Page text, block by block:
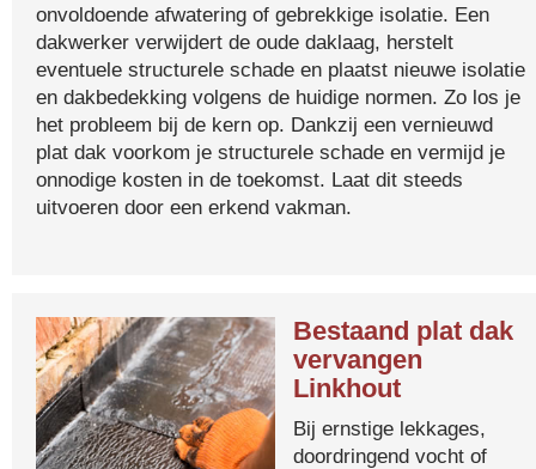
onvoldoende afwatering of gebrekkige isolatie. Een
dakwerker verwijdert de oude daklaag, herstelt
eventuele structurele schade en plaatst nieuwe isolatie
en dakbedekking volgens de huidige normen. Zo los je
het probleem bij de kern op. Dankzij een vernieuwd
plat dak voorkom je structurele schade en vermijd je
onnodige kosten in de toekomst. Laat dit steeds
uitvoeren door een erkend vakman.
Bestaand plat dak
vervangen
Linkhout
Bij ernstige lekkages,
doordringend vocht of